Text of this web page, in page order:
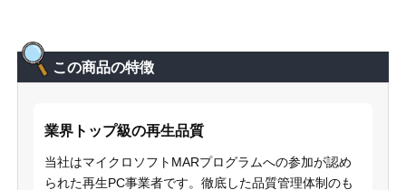
この商品の特徴
業界トップ級の再生品質
当社はマイクロソフトMARプログラムへの参加が認め
られた再生PC事業者です。徹底した品質管理体制のも